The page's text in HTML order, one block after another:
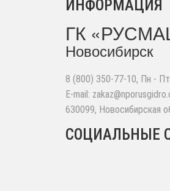
ИНФОРМАЦИЯ
ГК
Новосибирск
8 (800) 350-77-10, Пн -
E-mail:
630099, Новосибирская
СОЦИАЛЬНЫЕ